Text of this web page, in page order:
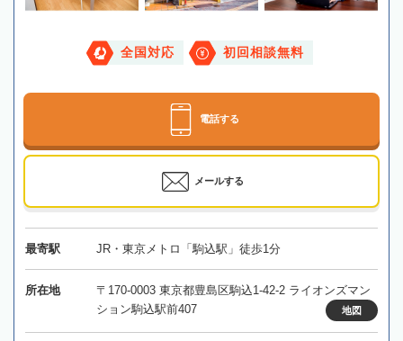
全国対応 初回相談無料
電話する
メールする
最寄駅 JR・東京メトロ「駒込駅」徒歩1分
所在地
〒170-0003 東京都豊島区駒込1-42-2 ライオンズマン
ション駒込駅前407
地図